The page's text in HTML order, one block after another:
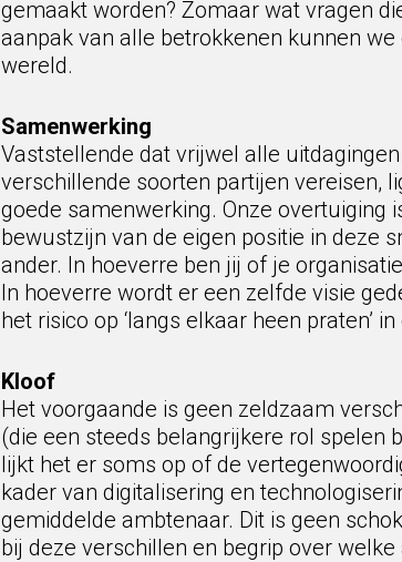
gemaakt worden? Zomaar wat vragen
aanpak van alle betrokkenen kunnen
wereld.
Samenwerking
Vaststellende dat vrijwel alle
verschillende soorten partijen vereisen,
goede samenwerking. Onze overtuiging
bewustzijn van de eigen positie in deze
ander. In hoeverre ben jij of je
In hoeverre wordt er een zelfde visie
het risico op ‘langs elkaar heen praten’
Kloof
Het voorgaande is geen zeldzaam
(die een steeds belangrijkere rol spelen
lijkt het er soms op of de
kader van digitalisering en
gemiddelde ambtenaar. Dit is geen
bij deze verschillen en begrip over